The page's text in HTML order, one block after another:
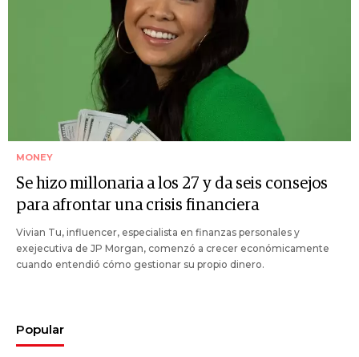
MONEY
Se hizo millonaria a los 27 y da seis consejos
para afrontar una crisis financiera
Vivian Tu, influencer, especialista en finanzas personales y
exejecutiva de JP Morgan, comenzó a crecer económicamente
cuando entendió cómo gestionar su propio dinero.
Popular